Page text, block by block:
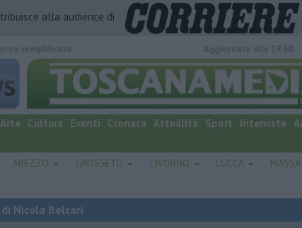
alla audience di
Arte Cultura Eventi Cronaca Attualità Sport Interviste
AREZZO GROSSETO LIVORNO LUCCA
di Nicola Belcari